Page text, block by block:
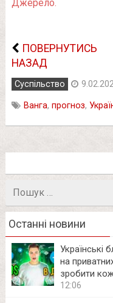
Джерело.
ПОВЕРНУТИСЬ
НАЗАД
Суспільство
Ванга, прогноз,
Останні новини
Українські
на
зробити
12:06